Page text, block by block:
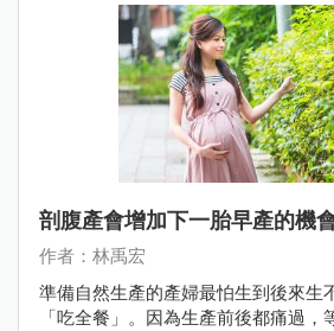
剖腹產會增加下一胎早產的機
作者：林禹宏
準備自然生產的產婦最怕生到後來生
「吃全餐」。因為生產前後都痛過